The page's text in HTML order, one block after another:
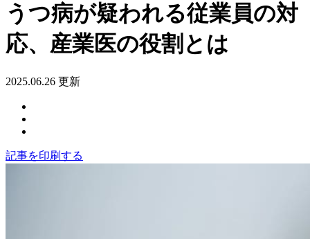
うつ病が疑われる従業員の対
応、産業医の役割とは
2025.06.26 更新
記事を印刷する